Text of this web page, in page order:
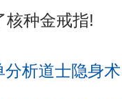
核种金戒指!
分析道士隐身术